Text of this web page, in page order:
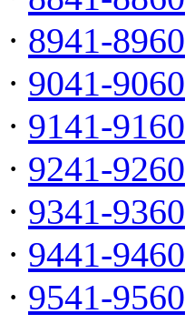
· 8941-8960
· 9041-9060
· 9141-9160
· 9241-9260
· 9341-9360
· 9441-9460
· 9541-9560